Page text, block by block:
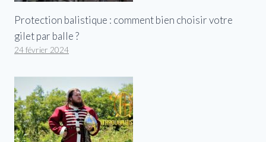
Protection balistique : comment bien choisir votre
gilet par balle ?
24 février 2024